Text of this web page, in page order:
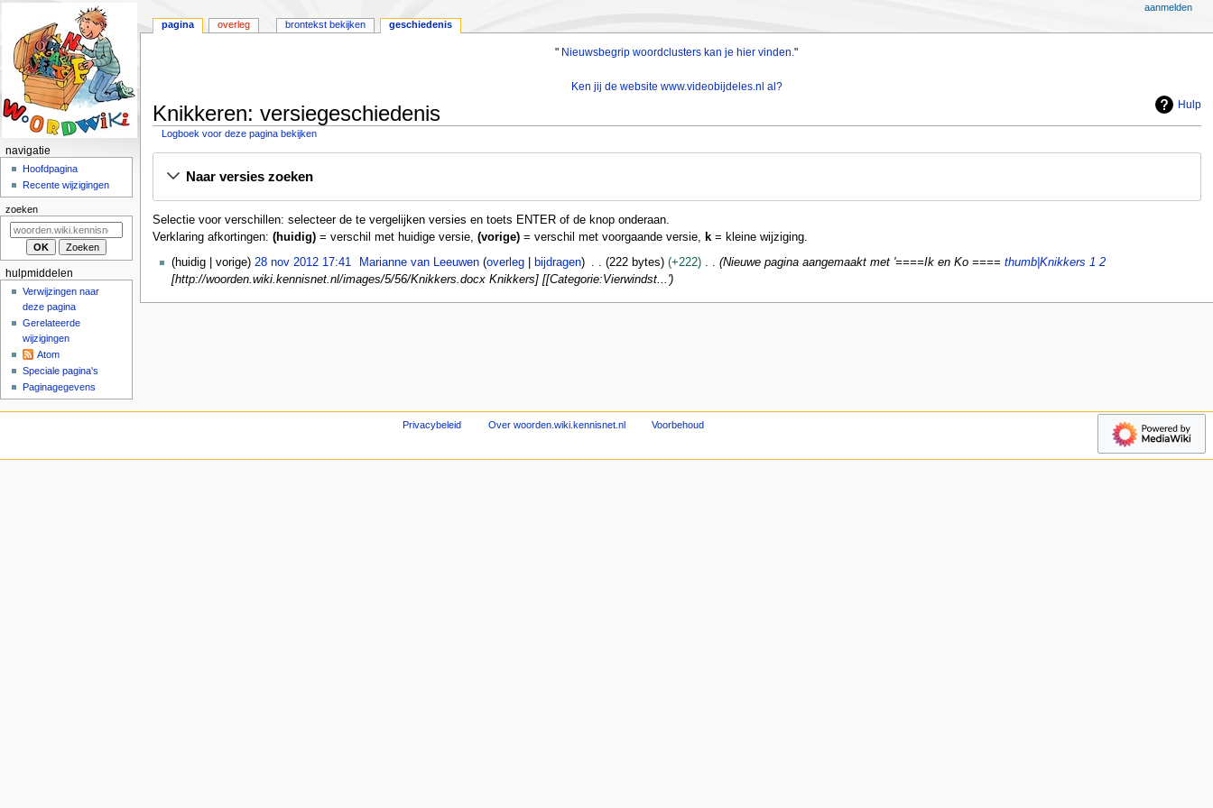
" Nieuwsbegrip woordclusters kan je hier vinden."
Ken jij de website www.videobijdeles.nl al?
Hulp
Knikkeren: versiegeschiedenis
Logboek voor deze pagina bekijken
navigatie
zoekenNaar versies zoeken
Selectie voor verschillen: selecteer de te vergelijken versies en toets ENTER of de knop onderaan.
Verklaring afkortingen: (huidig)= verschil met huidige versie, (vorige)= verschil met voorgaande versie, k= kleine wijziging.
huidig vorige 28 nov 2012 17:41 Marianne van Leeuwen overleg bijdragen 222 bytes +222 Nieuwe pagina aangemaakt met '====Ik en Ko ==== thumb|Knikkers 1 2
[http://woorden.wiki.kennisnet.nl/images/5/56/Knikkers.docx Knikkers] [[Categorie:Vierwindst...'
N
v
i
m
pagina overleg brontekst bekijken geschiedenis
aanmelden
navigatie
Hoofdpagina
Recente wijzigingen
zoeken
hulpmiddelen
Verwijzingen naar
deze pagina
Gerelateerde
wijzigingen
Atom
Speciale pagina's
Paginagegevens
Privacybeleid Over woorden.wiki.kennisnet.nl Voorbehoud